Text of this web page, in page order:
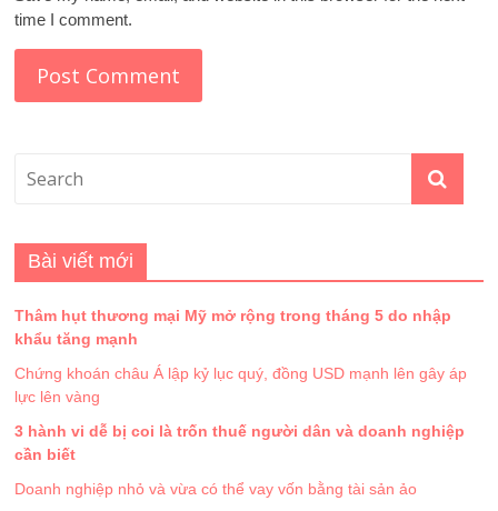
time I comment.
Bài viết mới
Thâm hụt thương mại Mỹ mở rộng trong tháng 5 do nhập
khẩu tăng mạnh
Chứng khoán châu Á lập kỷ lục quý, đồng USD mạnh lên gây áp
lực lên vàng
3 hành vi dễ bị coi là trốn thuế người dân và doanh nghiệp
cần biết
Doanh nghiệp nhỏ và vừa có thể vay vốn bằng tài sản ảo